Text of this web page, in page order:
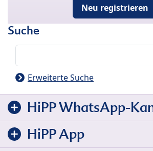
Neu registrieren
Suche
Erweiterte Suche
HiPP WhatsApp-
HiPP App